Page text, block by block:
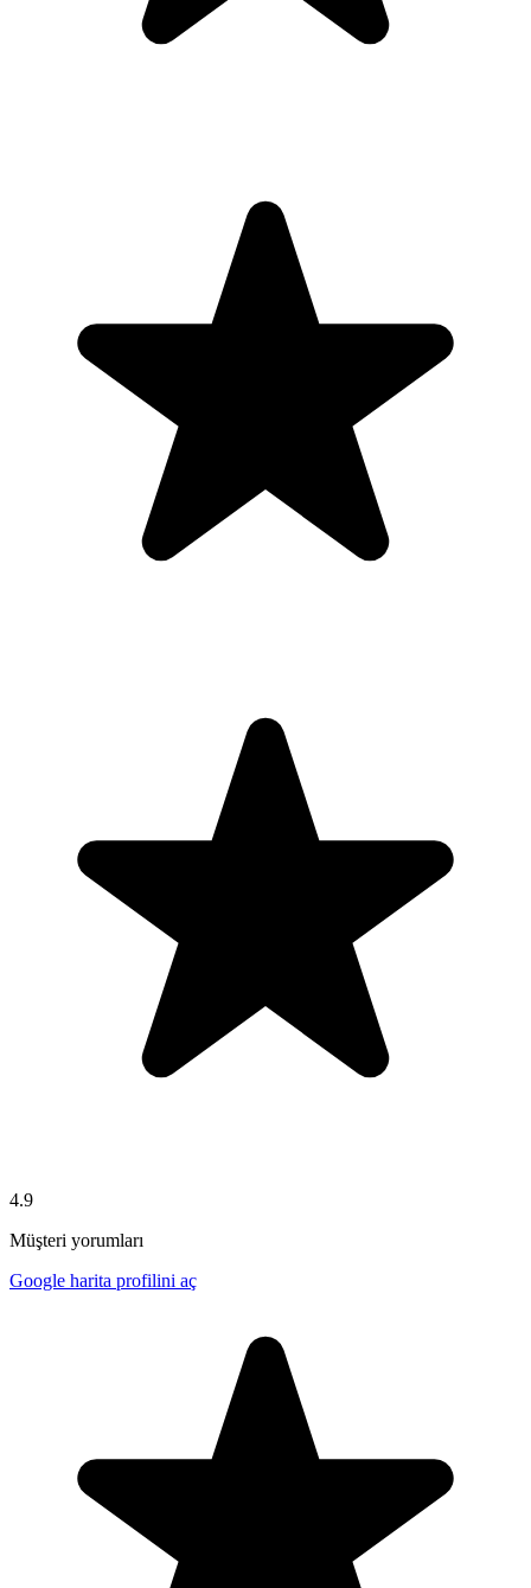
4.9
Müşteri yorumları
Google harita profilini aç